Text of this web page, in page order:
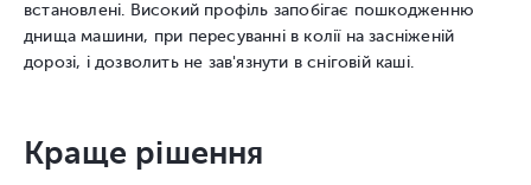
встановлені. Високий профіль запобігає пошкодженню
днища машини, при пересуванні в колії на засніженій
дорозі, і дозволить не зав'язнути в сніговій каші.
Краще рішення